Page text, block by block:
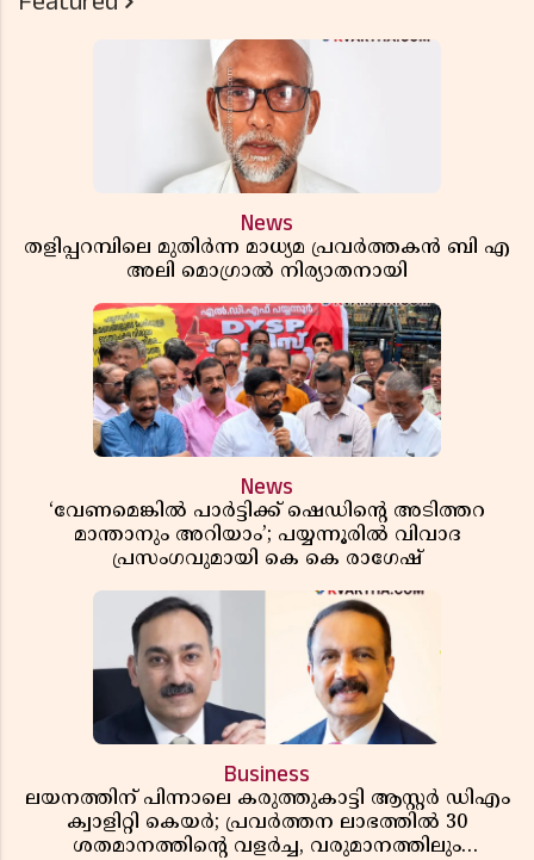
News
തളിപ്പറമ്പിലെ മുതിർന്ന മാധ്യമ പ്രവർത്തകൻ ബി എ
അലി മൊഗ്രാൽ നിര്യാതനായി
News
‘വേണമെങ്കിൽ പാർട്ടിക്ക് ഷെഡിൻ്റെ അടിത്തറ
മാന്താനും അറിയാം’; പയ്യന്നൂരിൽ വിവാദ
പ്രസംഗവുമായി കെ കെ രാഗേഷ്
Business
ലയനത്തിന് പിന്നാലെ കരുത്തുകാട്ടി ആസ്റ്റർ ഡിഎം
ക്വാളിറ്റി കെയർ; പ്രവർത്തന ലാഭത്തിൽ 30
ശതമാനത്തിൻ്റെ വളർച്ച, വരുമാനത്തിലും